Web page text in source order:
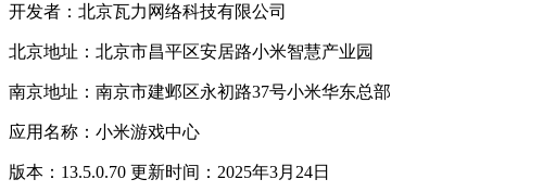
开发者：北京瓦力网络科技有限公司
北京地址：北京市昌平区安居路小米智慧产业园
南京地址：南京市建邺区永初路37号小米华东总部
应用名称：小米游戏中心
版本：13.5.0.70 更新时间：2025年3月24日